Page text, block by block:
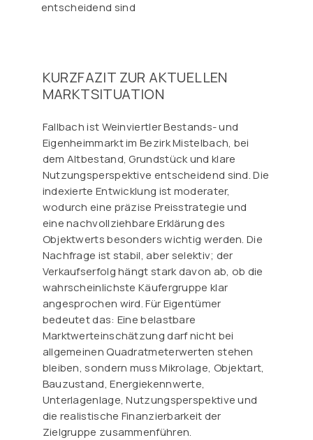
entscheidend sind
KURZFAZIT ZUR AKTUELLEN
MARKTSITUATION
Fallbach ist Weinviertler Bestands- und
Eigenheimmarkt im Bezirk Mistelbach, bei
dem Altbestand, Grundstück und klare
Nutzungsperspektive entscheidend sind. Die
indexierte Entwicklung ist moderater,
wodurch eine präzise Preisstrategie und
eine nachvollziehbare Erklärung des
Objektwerts besonders wichtig werden. Die
Nachfrage ist stabil, aber selektiv; der
Verkaufserfolg hängt stark davon ab, ob die
wahrscheinlichste Käufergruppe klar
angesprochen wird. Für Eigentümer
bedeutet das: Eine belastbare
Marktwerteinschätzung darf nicht bei
allgemeinen Quadratmeterwerten stehen
bleiben, sondern muss Mikrolage, Objektart,
Bauzustand, Energiekennwerte,
Unterlagenlage, Nutzungsperspektive und
die realistische Finanzierbarkeit der
Zielgruppe zusammenführen.